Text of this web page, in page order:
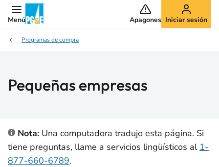
Menú Apagones Iniciar sesión
Programas de compra
Pequeñas empresas
Nota: Una computadora tradujo esta página. Si
tiene preguntas, llame a servicios lingüísticos al 1-
877-660-6789.